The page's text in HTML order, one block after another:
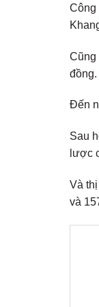
Công
Cũng
đồng.
Đến
Sau
lược
Và
và